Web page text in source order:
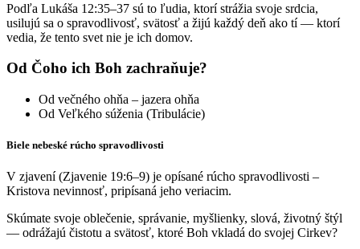
Podľa Lukáša 12:35–37 sú to ľudia, ktorí strážia svoje srdcia,
usilujú sa o spravodlivosť, svätosť a žijú každý deň ako tí — ktorí
vedia, že tento svet nie je ich domov.
Od Čoho ich Boh zachraňuje?
Od večného ohňa – jazera ohňa
Od Veľkého súženia (Tribulácie)
Biele nebeské rúcho spravodlivosti
V zjavení (Zjavenie 19:6–9) je opísané rúcho spravodlivosti –
Kristova nevinnosť, pripísaná jeho veriacim.
Skúmate svoje oblečenie, správanie, myšlienky, slová, životný štýl
— odrážajú čistotu a svätosť, ktoré Boh vkladá do svojej Cirkev?